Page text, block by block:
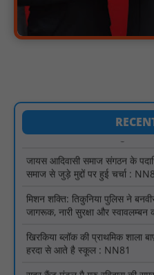
संत रविदास जयंती पर कलश यात्रा
दिया संदेश : NN81
जनआरोग्य मेले - डॉ शिशिर पुरी :
जायस आदिवासी समाज संगठन के
समाज से जुड़े मुद्दों पर हुई चर्चा : NN81
मिशन शक्ति: तिकुनिया पुलिस ने
जागरूक, नारी सुरक्षा और स्वावलम्बन
खिरकिया ब्लॉक की प्राथमिक शाला
हरदा से आते है स्कूल : NN81
सदर कैंट मंडल मै गुरु रविदास की
भव्य स्वागत : NN81